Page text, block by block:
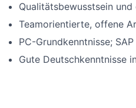
Qualitätsbewusstsein
Teamorientierte, offene
PC-Grundkenntnisse;
Gute Deutschkenntnisse